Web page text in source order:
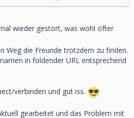
wieder gestört, was wohl öfter
Weg die Freunde trotzdem zu finden.
in foldender URL entsprechend
verbinden und gut iss.
gearbeitet und das Problem mit